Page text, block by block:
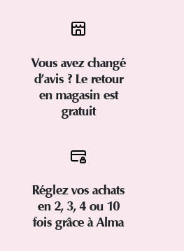
Vous avez changé
d’avis ? Le retour
en magasin est
gratuit
Réglez vos achats
en 2, 3, 4 ou 10
fois grâce à Alma